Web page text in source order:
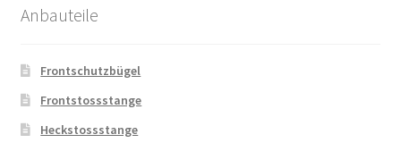
Anbauteile
Frontschutzbügel
Frontstossstange
Heckstossstange